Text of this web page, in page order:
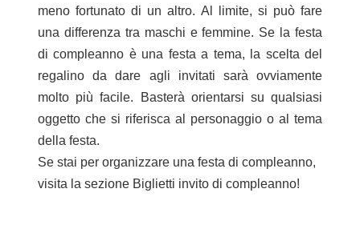
meno fortunato di un altro. Al limite, si può fare
una differenza tra maschi e femmine. Se la festa
di compleanno è una festa a tema, la scelta del
regalino da dare agli invitati sarà ovviamente
molto più facile. Basterà orientarsi su qualsiasi
oggetto che si riferisca al personaggio o al tema
della festa.
Se stai per organizzare una festa di compleanno,
visita la sezione Biglietti invito di compleanno!